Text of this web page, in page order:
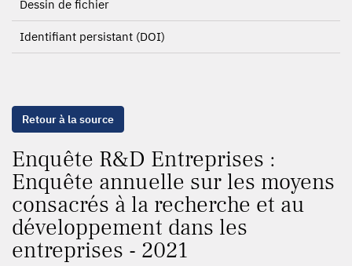
Dessin de fichier
Identifiant persistant (DOI)
Retour à la source
Enquête R&D Entreprises :
Enquête annuelle sur les moyens
consacrés à la recherche et au
développement dans les
entreprises - 2021